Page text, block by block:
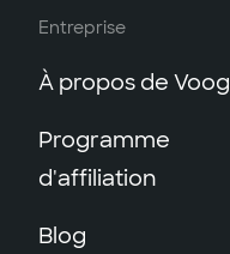
Entreprise
À propos de Voog
Programme
d'affiliation
Blog